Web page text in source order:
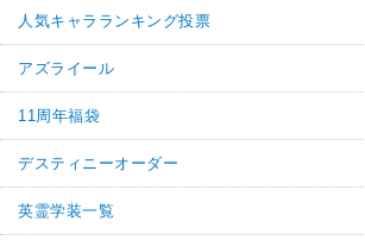
人気キャラランキング投票
アズライール
11周年福袋
デスティニーオーダー
英霊学装一覧